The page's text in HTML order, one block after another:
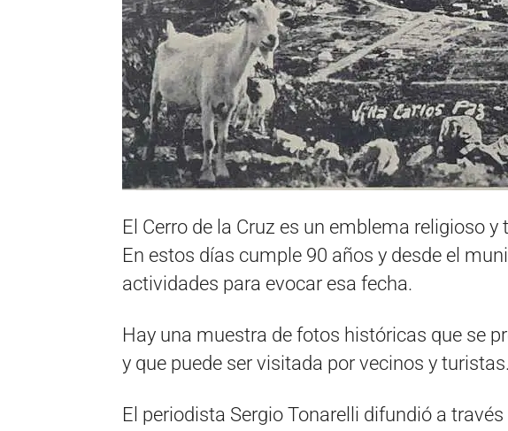
El Cerro de la Cruz es un emblema religioso
En estos días cumple 90 años y desde el
actividades para evocar esa fecha.
Hay una muestra de fotos históricas que se
y que puede ser visitada por vecinos y turistas.
El periodista Sergio Tonarelli difundió a